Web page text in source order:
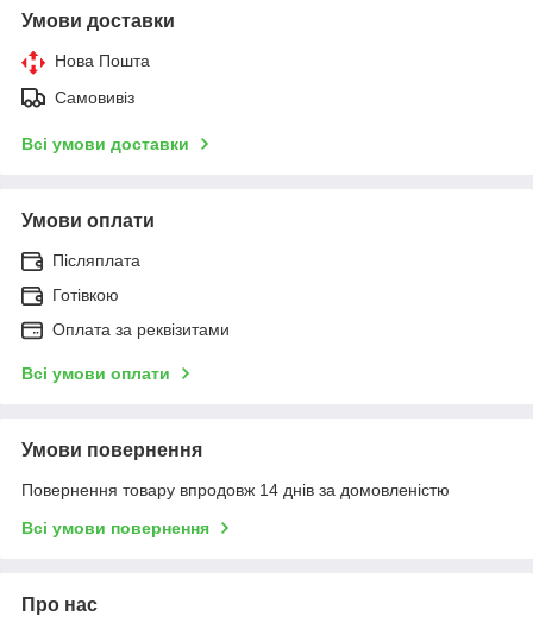
Умови доставки
Нова Пошта
Самовивіз
Всі умови доставки
Умови оплати
Післяплата
Готівкою
Оплата за реквізитами
Всі умови оплати
Умови повернення
Повернення товару впродовж 14 днів за домовленістю
Всі умови повернення
Про нас